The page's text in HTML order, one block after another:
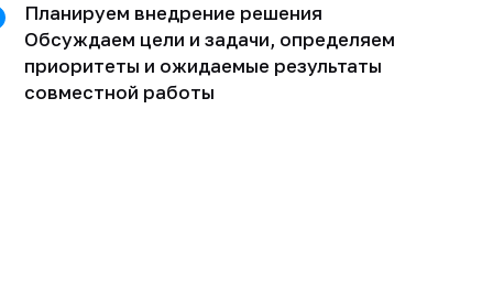
Планируем внедрение решения
Обсуждаем цели и задачи, определяем
приоритеты и ожидаемые результаты
совместной работы